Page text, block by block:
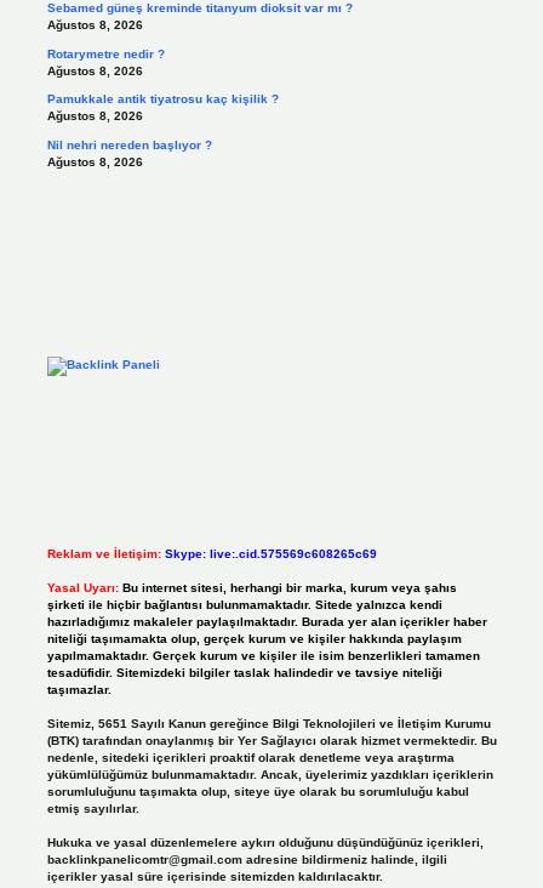
Sebamed güneş kreminde titanyum dioksit var mı ?
Ağustos 8, 2026
Rotarymetre nedir ?
Ağustos 8, 2026
Pamukkale antik tiyatrosu kaç kişilik ?
Ağustos 8, 2026
Nil nehri nereden başlıyor ?
Ağustos 8, 2026
Reklam ve İletişim: Skype: live:.cid.575569c608265c69
Yasal Uyarı: Bu internet sitesi, herhangi bir marka, kurum veya şahıs
şirketi ile hiçbir bağlantısı bulunmamaktadır. Sitede yalnızca kendi
hazırladığımız makaleler paylaşılmaktadır. Burada yer alan içerikler haber
niteliği taşımamakta olup, gerçek kurum ve kişiler hakkında paylaşım
yapılmamaktadır. Gerçek kurum ve kişiler ile isim benzerlikleri tamamen
tesadüfidir. Sitemizdeki bilgiler taslak halindedir ve tavsiye niteliği
taşımazlar.
Sitemiz, 5651 Sayılı Kanun gereğince Bilgi Teknolojileri ve İletişim Kurumu
(BTK) tarafından onaylanmış bir Yer Sağlayıcı olarak hizmet vermektedir. Bu
nedenle, sitedeki içerikleri proaktif olarak denetleme veya araştırma
yükümlülüğümüz bulunmamaktadır. Ancak, üyelerimiz yazdıkları içeriklerin
sorumluluğunu taşımakta olup, siteye üye olarak bu sorumluluğu kabul
etmiş sayılırlar.
Hukuka ve yasal düzenlemelere aykırı olduğunu düşündüğünüz içerikleri,
backlinkpanelicomtr@gmail.comadresine bildirmeniz halinde, ilgili
içerikler yasal süre içerisinde sitemizden kaldırılacaktır.